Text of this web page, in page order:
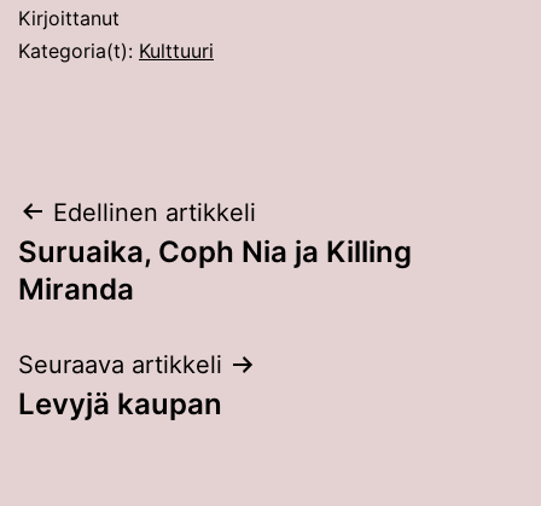
Kirjoittanut
Kategoria(t): Kulttuuri
Artikkelien
selaus
Edellinen artikkeli
Suruaika, Coph Nia ja Killing
Miranda
Seuraava artikkeli
Levyjä kaupan